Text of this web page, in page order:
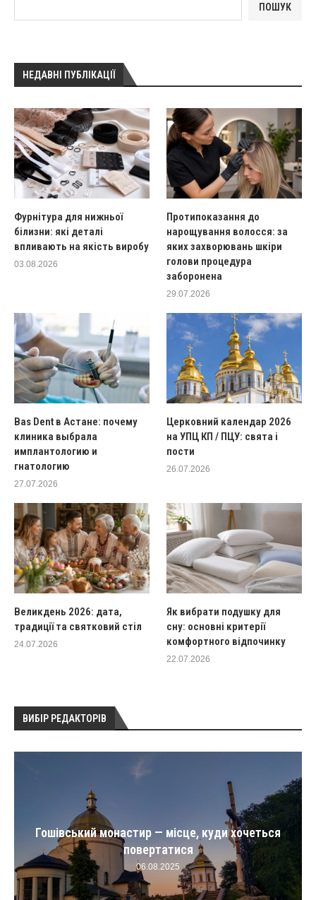
ПОШУК
НЕДАВНІ ПУБЛІКАЦІЇ
Фурнітура для нижньої
білизни: які деталі
впливають на якість виробу
03.08.2026
Протипоказання до
нарощування волосся: за
яких захворювань шкіри
голови процедура
заборонена
29.07.2026
Bas Dent в Астане: почему
клиника выбрала
имплантологию и
гнатологию
27.07.2026
Церковний календар 2026
на УПЦ КП / ПЦУ: свята і
пости
26.07.2026
Великдень 2026: дата,
традиції та святковий стіл
24.07.2026
Як вибрати подушку для
сну: основні критерії
комфортного відпочинку
22.07.2026
ВИБІР РЕДАКТОРІВ
хочеться
Служба Божа в Гошеві сьогодні:
трансляції і...
06.08.2025